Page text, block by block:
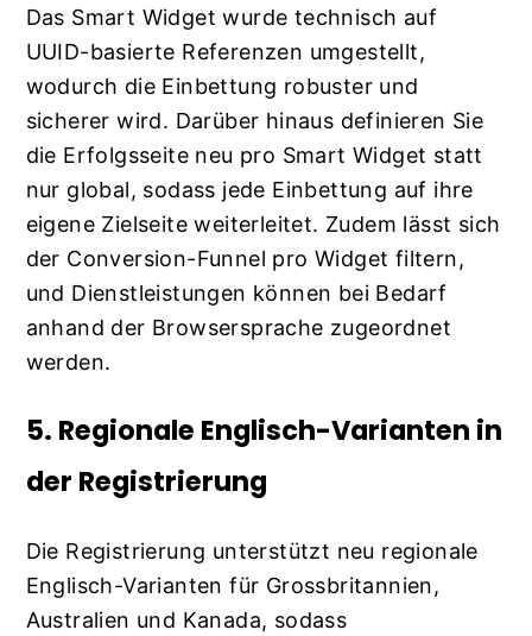
Das Smart Widget wurde technisch auf
UUID-basierte Referenzen umgestellt,
wodurch die Einbettung robuster und
sicherer wird. Darüber hinaus definieren Sie
die Erfolgsseite neu pro Smart Widget statt
nur global, sodass jede Einbettung auf ihre
eigene Zielseite weiterleitet. Zudem lässt sich
der Conversion-Funnel pro Widget filtern,
und Dienstleistungen können bei Bedarf
anhand der Browsersprache zugeordnet
werden.
5. Regionale Englisch-Varianten in
der Registrierung
Die Registrierung unterstützt neu regionale
Englisch-Varianten für Grossbritannien,
Australien und Kanada, sodass